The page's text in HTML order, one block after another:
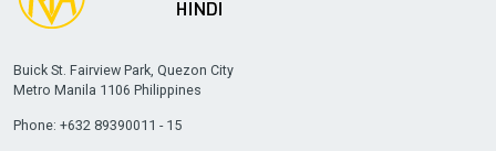
Buick St. Fairview Park, Quezon City
Metro Manila 1106 Philippines
Phone: +632 89390011 - 15